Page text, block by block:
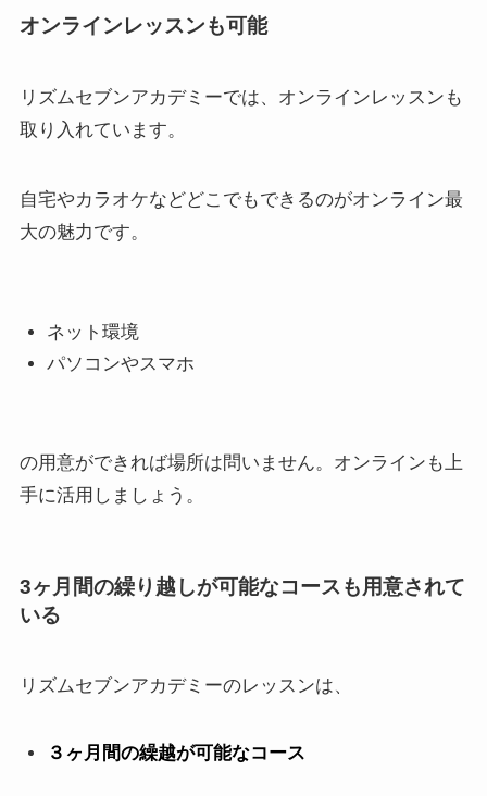
オンラインレッスンも可能
リズムセブンアカデミーでは、オンラインレッスンも
取り入れています。
自宅やカラオケなどどこでもできるのがオンライン最
大の魅力です。
ネット環境
パソコンやスマホ
の用意ができれば場所は問いません。オンラインも上
手に活用しましょう。
3ヶ月間の繰り越しが可能なコースも用意されて
いる
リズムセブンアカデミーのレッスンは、
３ヶ月間の繰越が可能なコース